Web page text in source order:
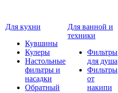
Для кухни
Кувшины
Кулеры
Настольные
фильтры и
насадки
Обратный
Для ванной и
техники
Фильтры
для душа
Фильтры
от
накипи